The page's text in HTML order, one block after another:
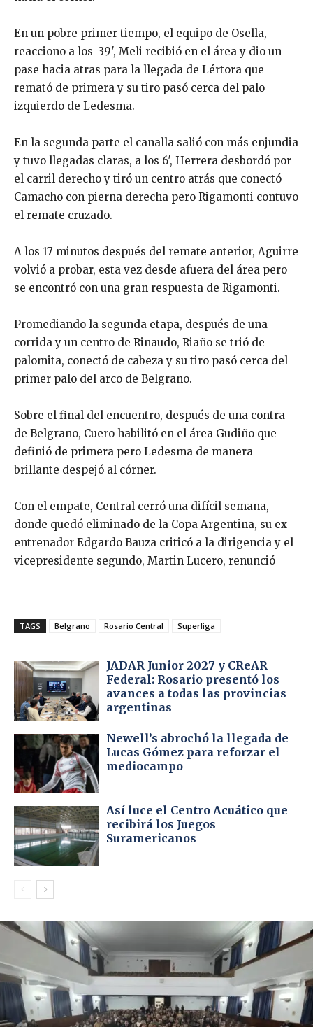
En un pobre primer tiempo, el equipo de Osella,
reacciono a los 39′, Meli recibió en el área y dio un
pase hacia atras para la llegada de Lértora que
remató de primera y su tiro pasó cerca del palo
izquierdo de Ledesma.
En la segunda parte el canalla salió con más enjundia
y tuvo llegadas claras, a los 6′, Herrera desbordó por
el carril derecho y tiró un centro atrás que conectó
Camacho con pierna derecha pero Rigamonti contuvo
el remate cruzado.
A los 17 minutos después del remate anterior, Aguirre
volvió a probar, esta vez desde afuera del área pero
se encontró con una gran respuesta de Rigamonti.
Promediando la segunda etapa, después de una
corrida y un centro de Rinaudo, Riaño se trió de
palomita, conectó de cabeza y su tiro pasó cerca del
primer palo del arco de Belgrano.
Sobre el final del encuentro, después de una contra
de Belgrano, Cuero habilitó en el área Gudiño que
definió de primera pero Ledesma de manera
brillante despejó al córner.
Con el empate, Central cerró una difícil semana,
donde quedó eliminado de la Copa Argentina, su ex
entrenador Edgardo Bauza criticó a la dirigencia y el
vicepresidente segundo, Martin Lucero, renunció
TAGS Belgrano Rosario Central Superliga
JADAR Junior 2027 y CReAR
Federal: Rosario presentó los
avances a todas las provincias
argentinas
Newell’s abrochó la llegada de
Lucas Gómez para reforzar el
mediocampo
Así luce el Centro Acuático que
recibirá los Juegos
Suramericanos